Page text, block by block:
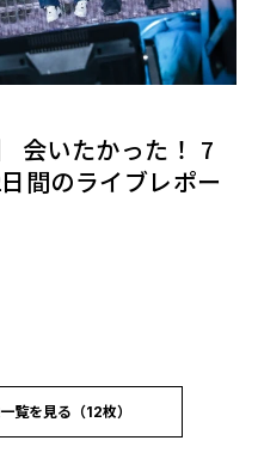
会いたかった！ 7
間のライブレポー
覧を見る（12枚）